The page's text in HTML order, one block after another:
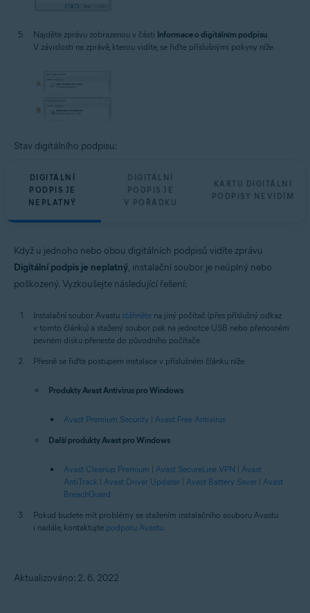
Najděte zprávu zobrazenou v části Informace o digitálním podpisu
V závislosti na zprávě, kterou vidíte, se řiďte příslušnými pokyny níže.
Stav digitálního podpisu:
DIGITÁLNÍ
PODPIS JE
NEPLATNÝ
DIGITÁLNÍ
PODPIS JE
V POŘÁDKU
KARTU DIGITÁLNÍ
PODPISY NEVIDÍM
Když u jednoho nebo obou digitálních podpisů vidíte zprávu
Digitální podpis je neplatný, instalační soubor je neúplný nebo
poškozený. Vyzkoušejte následující řešení:
Instalační soubor Avastu stáhněte na jiný počítač (přes příslušný odkaz
v tomto článku) a stažený soubor pak na jednotce USB nebo přenosném
pevném disku přeneste do původního počítače.
Přesně se řiďte postupem instalace v příslušném článku níže:
Produkty Avast Antivirus pro Windows
Avast Premium Security | Avast Free Antivirus
Další produkty Avast pro Windows
Avast Cleanup Premium | Avast SecureLine VPN | Avast
AntiTrack | Avast Driver Updater | Avast Battery Saver | Avast
BreachGuard
Pokud budete mít problémy se stažením instalačního souboru Avastu
i nadále, kontaktujte podporu Avastu
Aktualizováno: 2. 6. 2022